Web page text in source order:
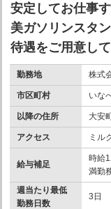
安定してお仕事
美ガソリンスタ
待遇をご用意し
勤務地 株式
市区町村 いな
以降の住所 大安
アクセス ミル
給与補足
時給
満勤
週当たり最低
勤務日数
3日